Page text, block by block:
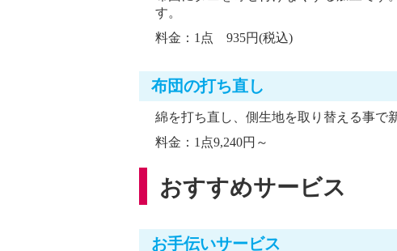
す。
料金：1点 935円(税込)
布団の打ち直し
綿を打ち直し、側生地を取り替える事で
料金：1点9,240円～
おすすめサービス
お手伝いサービス